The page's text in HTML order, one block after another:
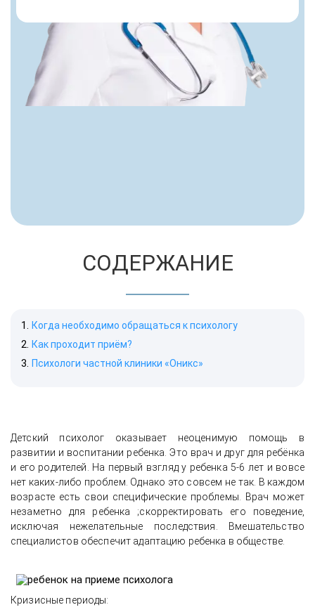
СОДЕРЖАНИЕ
Когда необходимо обращаться к психологу
Как проходит приём?
Психологи частной клиники «Оникс»
Детский психолог оказывает неоценимую помощь в
развитии и воспитании ребенка. Это врач и друг для ребёнка
и его родителей. На первый взгляд у ребенка 5-6 лет и вовсе
нет каких-либо проблем. Однако это совсем не так. В каждом
возрасте есть свои специфические проблемы. Врач может
незаметно для ребенка ;скорректировать его поведение,
исключая нежелательные последствия. Вмешательство
специалистов обеспечит адаптацию ребенка в обществе.
Кризисные периоды: